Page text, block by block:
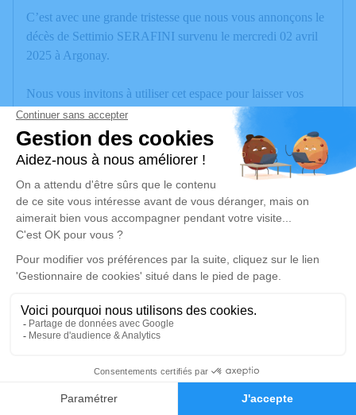
Faire-part Hommages
C’est avec une grande tristesse que nous vous annonçons le
décès de Settimio SERAFINI survenu le mercredi 02 avril
2025 à Argonay.
Nous vous invitons à utiliser cet espace pour laisser vos
condoléances, partager des photos souvenirs, une anecdote
ou exprimer vos pensées à travers des poèmes ou des textes.
Cet endroit est un lieu d'expression dédié à honorer la
Un service de plantation d’arbre hommage est
disponible ici.
Je rends hommage
Cérémonie
jeudi 10 avril 2025 à 10h00
74960 Cran Gevrier